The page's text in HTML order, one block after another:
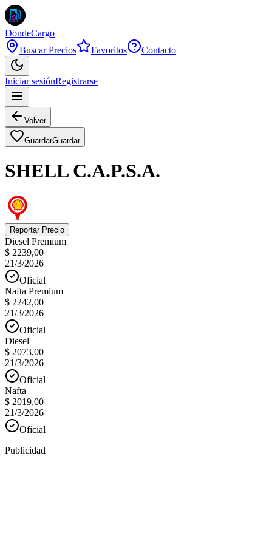
DondeCargo
Buscar Precios
Favoritos Contacto
Iniciar sesiónRegistrarse
Volver
GuardarGuardar
SHELL C.A.P.S.A.
Reportar Precio
Diesel Premium
$ 2239,00
21/3/2026
Oficial
Nafta Premium
$ 2242,00
21/3/2026
Oficial
Diesel
$ 2073,00
21/3/2026
Oficial
Nafta
$ 2019,00
21/3/2026
Oficial
Publicidad